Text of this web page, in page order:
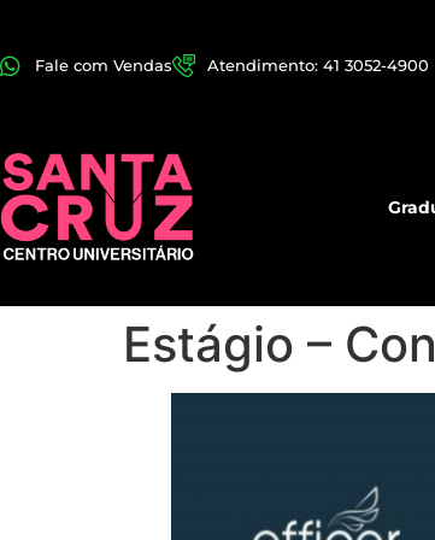
Fale com Vendas Atendimento: 41 3052-4900
Estágio –